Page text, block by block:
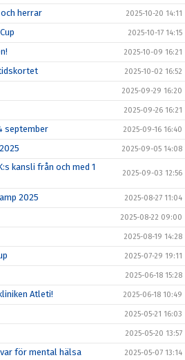
herrar 2025-10-20 14:11
2025-10-17 14:15
2025-10-09 16:21
2025-10-02 16:52
2025-09-29 16:20
2025-09-26 16:21
september 2025-09-16 16:40
2025-09-05 14:08
kansli från och med 1
2025-09-03 12:56
2025 2025-08-27 11:04
2025-08-22 09:00
2025-08-19 14:28
2025-07-29 19:11
2025-06-18 15:28
Atleti! 2025-06-18 10:49
2025-05-21 16:03
2025-05-20 13:57
för mental hälsa 2025-05-07 13:14